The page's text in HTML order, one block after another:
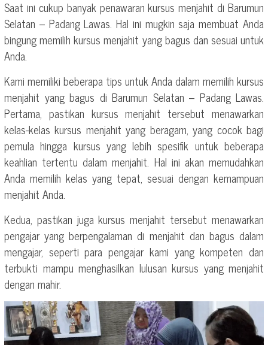
Saat ini cukup banyak penawaran kursus menjahit di Barumun
Selatan – Padang Lawas. Hal ini mugkin saja membuat Anda
bingung memilih kursus menjahit yang bagus dan sesuai untuk
Anda.
Kami memiliki beberapa tips untuk Anda dalam memilih kursus
menjahit yang bagus di Barumun Selatan – Padang Lawas.
Pertama, pastikan kursus menjahit tersebut menawarkan
kelas-kelas kursus menjahit yang beragam, yang cocok bagi
pemula hingga kursus yang lebih spesifik untuk beberapa
keahlian tertentu dalam menjahit. Hal ini akan memudahkan
Anda memilih kelas yang tepat, sesuai dengan kemampuan
menjahit Anda.
Kedua, pastikan juga kursus menjahit tersebut menawarkan
pengajar yang berpengalaman di menjahit dan bagus dalam
mengajar, seperti para pengajar kami yang kompeten dan
terbukti mampu menghasilkan lulusan kursus yang menjahit
dengan mahir.